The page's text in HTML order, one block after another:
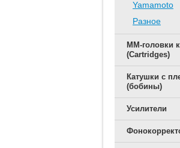
Yamamoto
Разное
ММ-головки
(Cartridges)
Катушки с
(бобины)
Усилители